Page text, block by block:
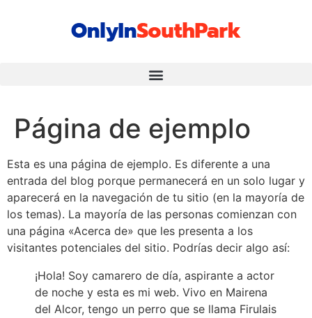
Página de ejemplo
Esta es una página de ejemplo. Es diferente a una
entrada del blog porque permanecerá en un solo lugar y
aparecerá en la navegación de tu sitio (en la mayoría de
los temas). La mayoría de las personas comienzan con
una página «Acerca de» que les presenta a los
visitantes potenciales del sitio. Podrías decir algo así:
¡Hola! Soy camarero de día, aspirante a actor
de noche y esta es mi web. Vivo en Mairena
del Alcor, tengo un perro que se llama Firulais